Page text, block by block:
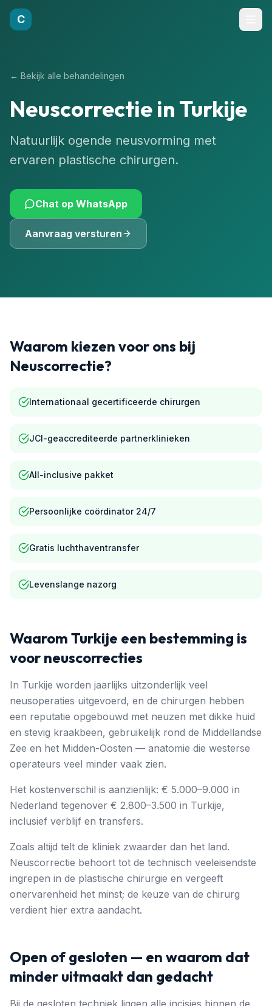
C
← Bekijk alle behandelingen
Neuscorrectie in Turkije
Natuurlijk ogende neusvorming met
ervaren plastische chirurgen.
Chat op WhatsApp
Aanvraag versturen
Waarom kiezen voor ons bij
Neuscorrectie?
Internationaal gecertificeerde chirurgen
JCI-geaccrediteerde partnerklinieken
All-inclusive pakket
Persoonlijke coördinator 24/7
Gratis luchthaventransfer
Levenslange nazorg
Waarom Turkije een bestemming is
voor neuscorrecties
In Turkije worden jaarlijks uitzonderlijk veel
neusoperaties uitgevoerd, en de chirurgen hebben
een reputatie opgebouwd met neuzen met dikke huid
en stevig kraakbeen, gebruikelijk rond de Middellandse
Zee en het Midden-Oosten — anatomie die westerse
operateurs veel minder vaak zien.
Het kostenverschil is aanzienlijk: € 5.000–9.000 in
Nederland tegenover € 2.800–3.500 in Turkije,
inclusief verblijf en transfers.
Zoals altijd telt de kliniek zwaarder dan het land.
Neuscorrectie behoort tot de technisch veeleisendste
ingrepen in de plastische chirurgie en vergeeft
onervarenheid het minst; de keuze van de chirurg
verdient hier extra aandacht.
Open of gesloten — en waarom dat
minder uitmaakt dan gedacht
Bij de gesloten techniek liggen alle incisies binnen de